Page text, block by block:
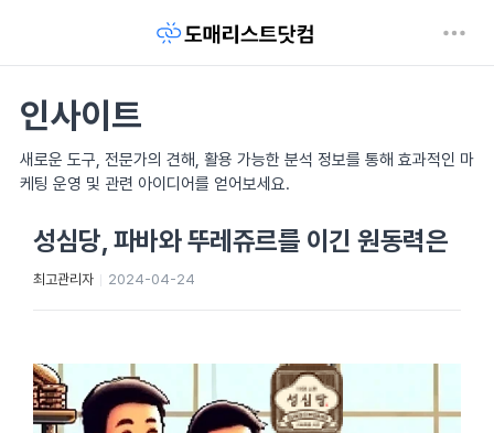
인사이트
새로운 도구, 전문가의 견해, 활용 가능한 분석 정보를 통해 효과적인 마
케팅 운영 및 관련 아이디어를 얻어보세요.
성심당, 파바와 뚜레쥬르를 이긴 원동력은
최고관리자 2024-04-24